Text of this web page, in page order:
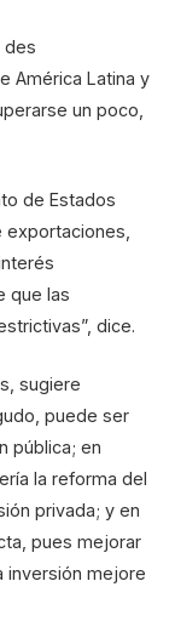
des
América Latina y
un poco,
de Estados
exportaciones,
que las
dice.
sugiere
puede ser
pública; en
la reforma del
privada; y en
pues mejorar
inversión mejore